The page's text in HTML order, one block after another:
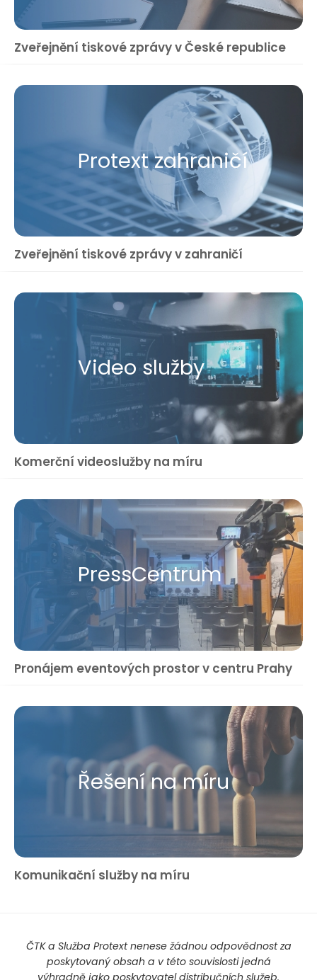
Zveřejnění tiskové zprávy v České republice
Protext zahraničí
Zveřejnění tiskové zprávy v zahraničí
Video služby
Komerční videoslužby na míru
Press​Centrum
Pronájem eventových prostor v centru Prahy
Řešení na míru
Komunikační služby na míru
ČTK a Služba Protext nenese žádnou odpovědnost za
poskytovaný obsah a v této souvislosti jedná
výhradně jako poskytovatel distribučních služeb.